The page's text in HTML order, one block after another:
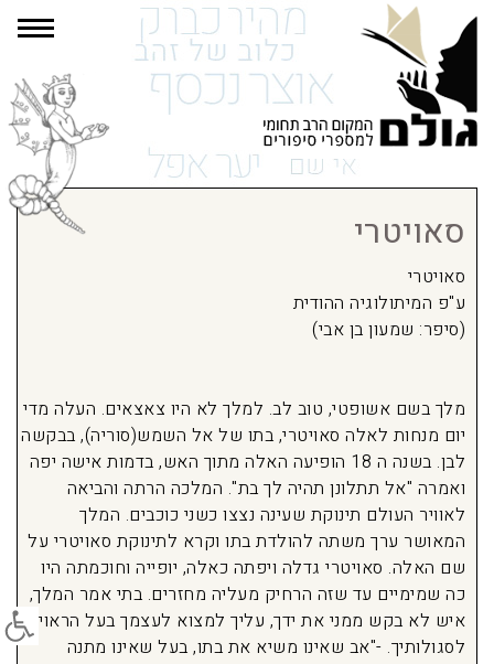
פתח
סאויטרי
סאויטרי
ע"פ המיתולוגיה ההודית
(סיפר: שמעון בן אבי)
מלך בשם אשופטי, טוב לב. למלך לא היו צאצאים. העלה מדי
יום מנחות לאלה סאויטרי, בתו של אל השמש(סוריה), בבקשה
לבן. בשנה ה 18 הופיעה האלה מתוך האש, בדמות אישה יפה
ואמרה "אל תתלונן תהיה לך בת". המלכה הרתה והביאה
לאוויר העולם תינוקת שעינה נצצו כשני כוכבים. המלך
המאושר ערך משתה להולדת בתו וקרא לתינוקת סאויטרי על
שם האלה. סאויטרי גדלה ויפתה כאלה, יופייה וחוכמתה היו
כה שמימיים עד שזה הרחיק מעליה מחזרים. בתי אמר המלך,
איש לא בקש ממני את ידך, עליך למצוא לעצמך בעל הראוי
לסגולותיך. -"אב שאינו משיא את בתו, בעל שאינו מתנה